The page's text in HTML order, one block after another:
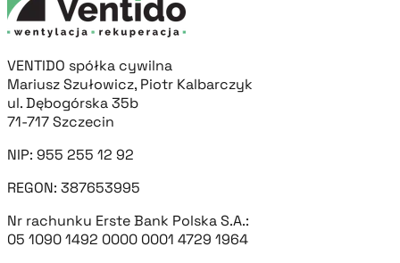
VENTIDO spółka cywilna
Mariusz Szułowicz, Piotr Kalbarczyk
ul. Dębogórska 35b
71-717 Szczecin
NIP: 955 255 12 92
REGON: 387653995
Nr rachunku Erste Bank Polska S.A.:
05 1090 1492 0000 0001 4729 1964